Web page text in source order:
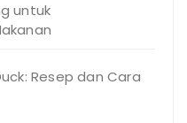
untuk
Resep dan Cara